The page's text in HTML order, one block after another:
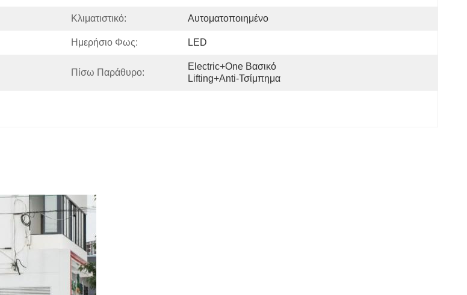
Κλιματιστικό: Αυτοματοποιημένο
Ημερήσιο Φως: LED
Πίσω Παράθυρο:
Electric+One Βασικό
Lifting+Anti-Τσίμπημα